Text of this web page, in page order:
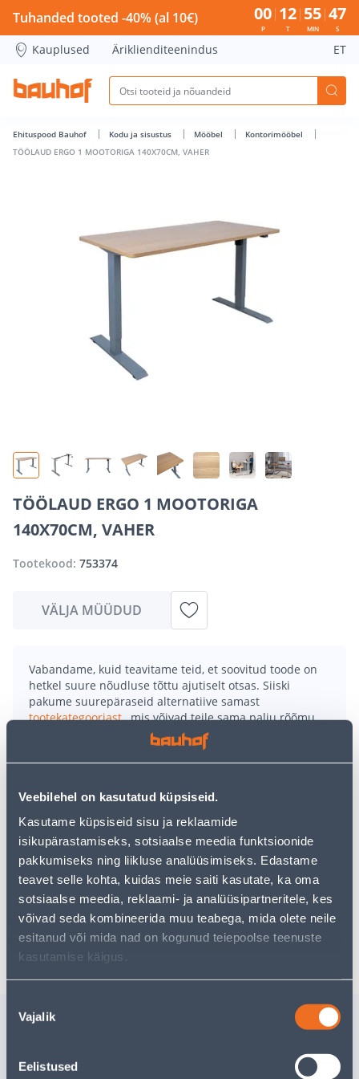
Veebilehel on kasutatud küpsiseid.
Kasutame küpsiseid sisu ja reklaamide
isikupärastamiseks, sotsiaalse meedia funktsioonide
pakkumiseks ning liikluse analüüsimiseks. Edastame
teavet selle kohta, kuidas meie saiti kasutate, ka oma
sotsiaalse meedia, reklaami- ja analüüsipartneritele, kes
võivad seda kombineerida muu teabega, mida olete neile
esitanud või mida nad on kogunud teiepoolse teenuste
kasutamise käigus.
valik
Vajalik
Eelistused
TÖÖLAUD ERGO 1 MOOTORIGA 140X70CM, VAHER -
Tuhanded tooted -40% (al 10€) 00
P
12
T
55
MIN
47
S
Kauplused Äriklienditeenindus ET
Ehituspood Bauhof Kodu ja sisustus Mööbel
Kontorimööbel
TÖÖLAUD ERGO 1 MOOTORIGA 140X70CM, VAHER
TÖÖLAUD ERGO 1 MOOTORIGA
140X70CM, VAHER
Tootekood: 753374
VÄLJA MÜÜDUD
Vabandame, kuid teavitame teid, et soovitud toode on
hetkel suure nõudluse tõttu ajutiselt otsas. Siiski
pakume suurepäraseid alternatiive samast
tootekategooriast, mis võivad teile sama palju rõõmu
Teie ostlemisrõõm ei pea aga siin lõppema - oma
uurimistööd saate jätkata, naastesavalehelevõi
veelgi meelepärasemad valikuid. Head ostlemist!
• 14-päevane tagastusõigus.
• HANKIJA LAOST TELLITAV TOODE
Tarne pole võimalik
Sarnased tooted
EINHELL